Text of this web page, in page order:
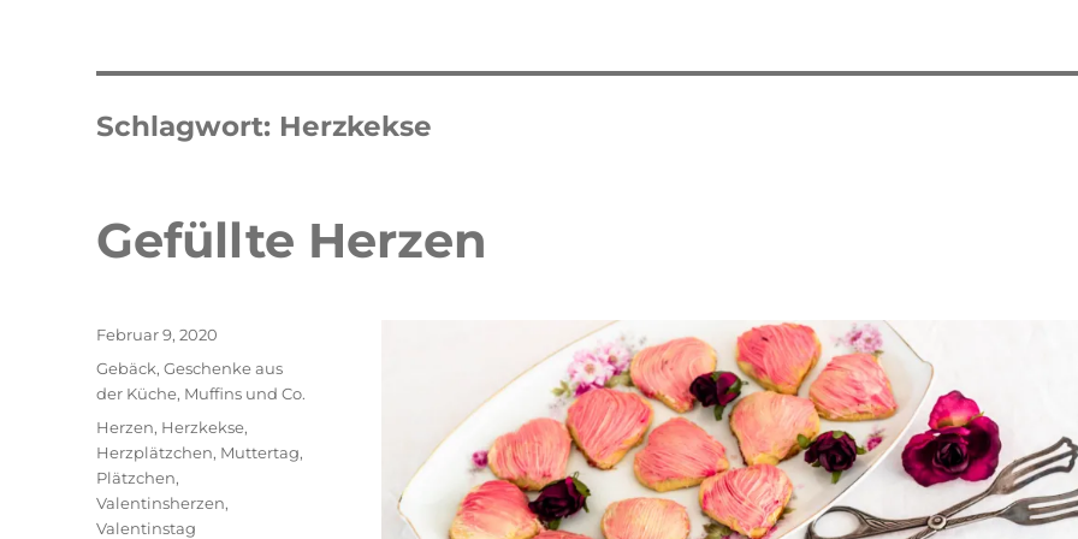
Schlagwort: Herzkekse
Gefüllte Herzen
Veröffentlicht
am
Februar 9, 2020
Kategorien
Gebäck,Geschenke aus
der Küche, Muffins und Co.
Schlagwörter
Herzen, Herzkekse,
Herzplätzchen, Muttertag,
Plätzchen,
Valentinsherzen,
Valentinstag